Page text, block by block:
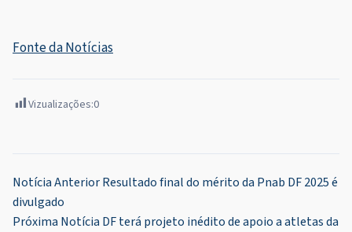
Fonte da Notícias
Vizualizações:0
Navegação
de
Notícia AnteriorResultado final do mérito da Pnab DF 2025 é
divulgado
Próxima Notícia DF terá projeto inédito de apoio a atletas da